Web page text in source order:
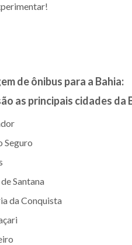
de ônibus para a Bahia:
as principais cidades da
Seguro
Santana
da Conquista